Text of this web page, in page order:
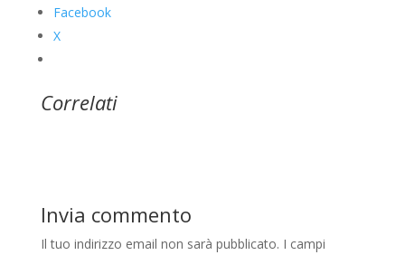
Facebook
X
Correlati
Invia commento
Il tuo indirizzo email non sarà pubblicato. I campi